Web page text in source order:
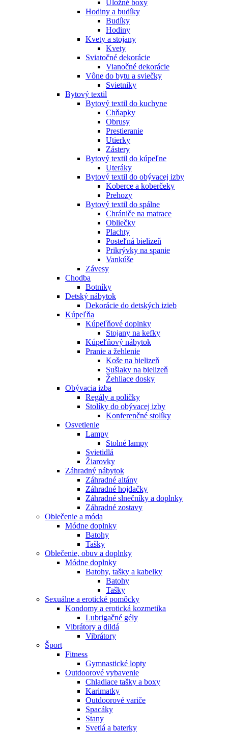
Úložné boxy
Hodiny a budíky
Budíky
Hodiny
Kvety a stojany
Kvety
Sviatočné dekorácie
Vianočné dekorácie
Vône do bytu a sviečky
Svietniky
Bytový textil
Bytový textil do kuchyne
Chňapky
Obrusy
Prestieranie
Utierky
Zástery
Bytový textil do kúpeľne
Uteráky
Bytový textil do obývacej izby
Koberce a koberčeky
Prehozy
Bytový textil do spálne
Chrániče na matrace
Obliečky
Plachty
Posteľná bielizeň
Prikrývky na spanie
Vankúše
Závesy
Chodba
Botníky
Detský nábytok
Dekorácie do detských izieb
Kúpeľňa
Kúpeľňové doplnky
Stojany na kefky
Kúpeľňový nábytok
Pranie a žehlenie
Koše na bielizeň
Sušiaky na bielizeň
Žehliace dosky
Obývacia izba
Regály a poličky
Stolíky do obývacej izby
Konferenčné stolíky
Osvetlenie
Lampy
Stolné lampy
Svietidlá
Žiarovky
Záhradný nábytok
Záhradné altány
Záhradné hojdačky
Záhradné slnečníky a doplnky
Záhradné zostavy
Oblečenie a móda
Módne doplnky
Batohy
Tašky
Oblečenie, obuv a doplnky
Módne doplnky
Batohy, tašky a kabelky
Batohy
Tašky
Sexuálne a erotické pomôcky
Kondomy a erotická kozmetika
Lubrigačné gély
Vibrátory a dildá
Vibrátory
Šport
Fitness
Gymnastické lopty
Outdoorové vybavenie
Chladiace tašky a boxy
Karimatky
Outdoorové variče
Spacáky
Stany
Svetlá a baterky